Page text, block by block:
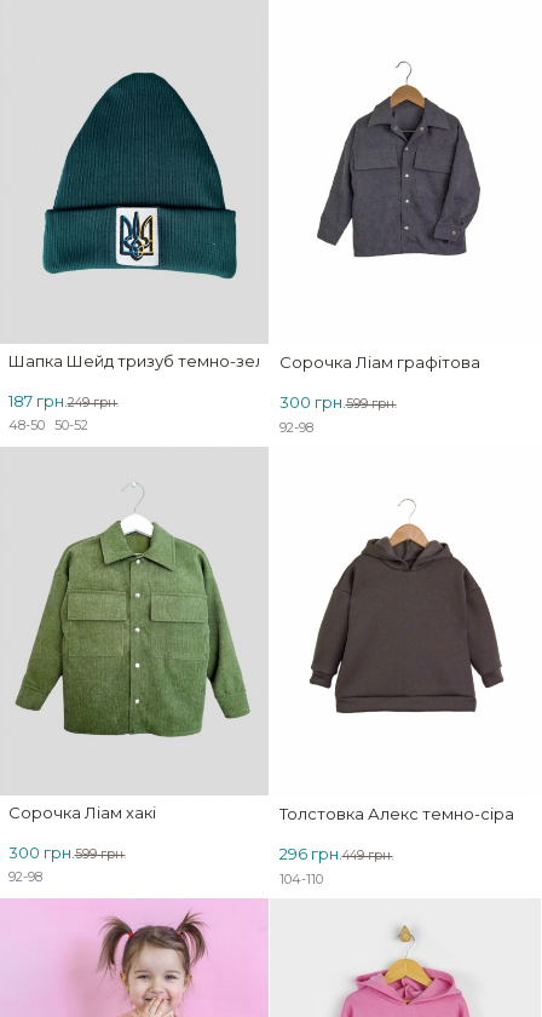
Шапка Шейд тризуб темно-зелена
249 грн.
187 грн.
48-50 50-52
Сорочка Ліам графітова
599 грн.
300 грн.
92-98
Сорочка Ліам хакі
599 грн.
300 грн.
92-98
Толстовка Алекс темно-сіра
449 грн.
296 грн.
104-110